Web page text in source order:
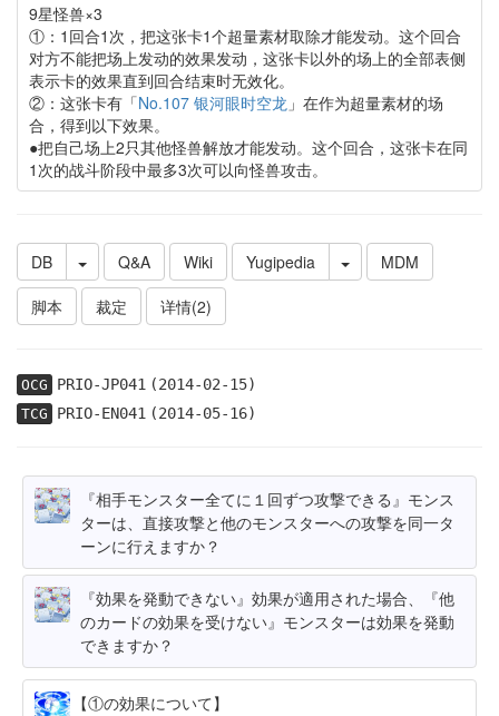
9星怪兽×3
①：1回合1次，把这张卡1个超量素材取除才能发动。这个回合
对方不能把场上发动的效果发动，这张卡以外的场上的全部表侧
表示卡的效果直到回合结束时无效化。
②：这张卡有「No.107 银河眼时空龙 」在作为超量素材的场
合，得到以下效果。
●把自己场上2只其他怪兽解放才能发动。这个回合，这张卡在同
1次的战斗阶段中最多3次可以向怪兽攻击。
DB Q&A Wiki Yugipedia
MDM
脚本
裁定 详情(2)
OCG PRIO-JP041(2014-02-15)
TCG PRIO-EN041(2014-05-16)
『相手モンスター全てに１回ずつ攻撃できる』モンス
ターは、直接攻撃と他のモンスターへの攻撃を同一タ
ーンに行えますか？
『効果を発動できない』効果が適用された場合、『他
のカードの効果を受けない』モンスターは効果を発動
できますか？
【①の効果について】